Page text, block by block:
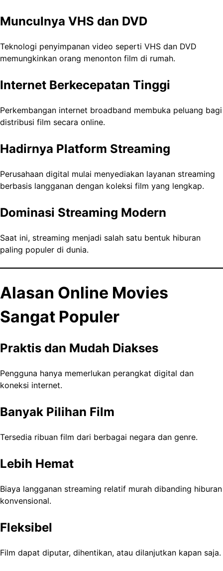
Munculnya VHS dan DVD
Teknologi penyimpanan video seperti VHS dan DVD
memungkinkan orang menonton film di rumah.
Internet Berkecepatan Tinggi
Perkembangan internet broadband membuka peluang bagi
distribusi film secara online.
Hadirnya Platform Streaming
Perusahaan digital mulai menyediakan layanan streaming
berbasis langganan dengan koleksi film yang lengkap.
Dominasi Streaming Modern
Saat ini, streaming menjadi salah satu bentuk hiburan
paling populer di dunia.
Alasan Online Movies
Sangat Populer
Praktis dan Mudah Diakses
Pengguna hanya memerlukan perangkat digital dan
koneksi internet.
Banyak Pilihan Film
Tersedia ribuan film dari berbagai negara dan genre.
Lebih Hemat
Biaya langganan streaming relatif murah dibanding hiburan
konvensional.
Fleksibel
Film dapat diputar, dihentikan, atau dilanjutkan kapan saja.